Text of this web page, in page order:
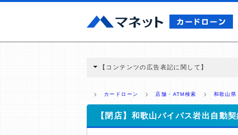
【コンテンツの広告表記に関して】
ミ収集などに基づき、公平性を担保した情報提
>提携企業一覧
カードローン 店舗・ATM検索 和歌山県
【閉店】和歌山バイパス岩出自動